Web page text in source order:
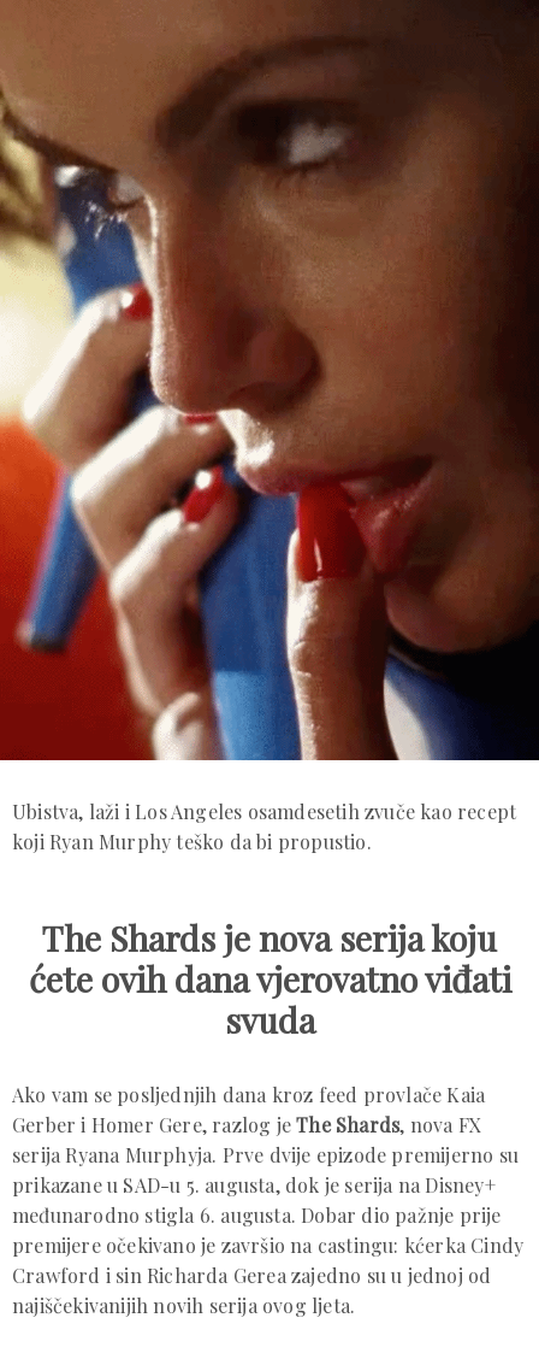
Ubistva, laži i Los Angeles osamdesetih zvuče kao recept
koji Ryan Murphy teško da bi propustio.
The Shards je nova serija koju
ćete ovih dana vjerovatno viđati
svuda
Ako vam se posljednjih dana kroz feed provlače Kaia
Gerber i Homer Gere, razlog jeThe Shards, nova FX
serija Ryana Murphyja. Prve dvije epizode premijerno su
prikazane u SAD-u 5. augusta, dok je serija na Disney+
međunarodno stigla 6. augusta. Dobar dio pažnje prije
premijere očekivano je završio na castingu: kćerka Cindy
Crawford i sin Richarda Gerea zajedno su u jednoj od
najiščekivanijih novih serija ovog ljeta.